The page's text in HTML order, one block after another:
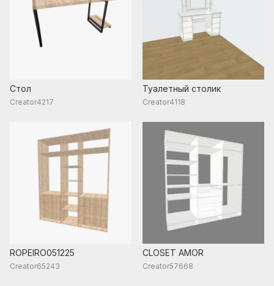
Стол
Creator4217
Туалетный столик
Creator4118
ROPEIRO051225
Creator65243
CLOSET AMOR
Creator57668